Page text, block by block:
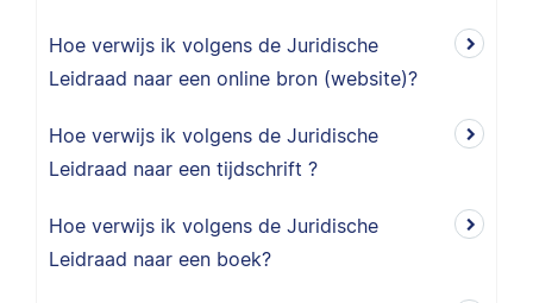
Hoe verwijs ik volgens de Juridische
Leidraad naar een online bron (website)?
Hoe verwijs ik volgens de Juridische
Leidraad naar een tijdschrift ?
Hoe verwijs ik volgens de Juridische
Leidraad naar een boek?